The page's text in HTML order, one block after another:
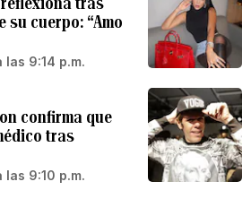
cuerpo: “Amo
9:14 p.m.
confirma que
tras
9:10 p.m.